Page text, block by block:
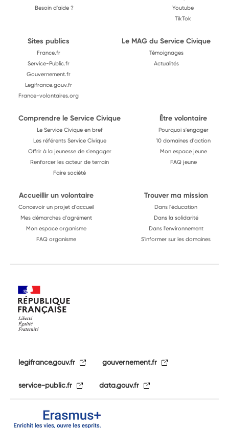
Besoin d'aide ?
Youtube
TikTok
Sites publics
France.fr
Service-Public.fr
Gouvernement.fr
Legifrance.gouv.fr
France-volontaires.org
Le MAG du Service Civique
Témoignages
Actualités
Comprendre le Service Civique
Le Service Civique en bref
Les référents Service Civique
Offrir à la jeunesse de s'engager
Renforcer les acteur de terrain
Faire société
Être volontaire
Pourquoi s'engager
10 domaines d'action
Mon espace jeune
FAQ jeune
Accueillir un volontaire
Concevoir un projet d'accueil
Mes démarches d'agrément
Mon espace organisme
FAQ organisme
Trouver ma mission
Dans l'éducation
Dans la solidarité
Dans l'environnement
S'informer sur les domaines
legifrance.gouv.fr gouvernement.fr
service-public.fr data.gouv.fr